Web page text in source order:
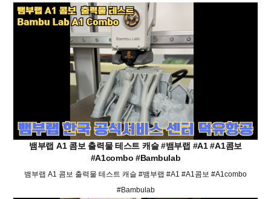
뱀부랩 A1 콤보 출력물 테스트 캐슬 #뱀부랩 #A1 #A1콤보
#A1combo #Bambulab
뱀부랩 A1 콤보 출력물 테스트 캐슬 #뱀부랩 #A1 #A1콤보 #A1combo
#Bambulab